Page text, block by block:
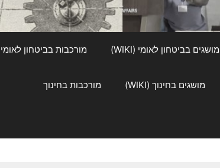
מושגים בביטחון לאומי (WIKI) מורכבות בביטחון לאומי
מושגים בחינוך (WIKI) מורכבות בחינוך